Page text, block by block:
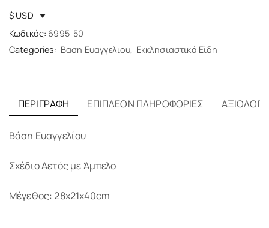
$ USD
Κωδικός: 6995-50
Categories: Βαση Ευαγγελιου, Εκκλησιαστικά Είδη
ΠΕΡΙΓΡΑΦΉ ΕΠΙΠΛΈΟΝ ΠΛΗΡΟΦΟΡΊΕΣ
Βάση Ευαγγελίου
Σχέδιο Αετός με Άμπελο
Μέγεθος: 28x21x40cm